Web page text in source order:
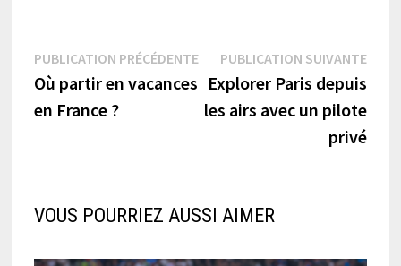
Navigation
de
PUBLICATION PRÉCÉDENTEPublication
précédente :
Où partir en vacances
en France ?
PUBLICATION SUIVANTE
Explorer Paris depuis
les airs avec un pilote
privé
VOUS POURRIEZ AUSSI AIMER